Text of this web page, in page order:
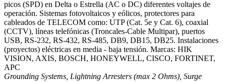
picos (SPD) en Delta o Estrella (AC o DC) diferentes voltajes de
operación. Sistemas fotovoltaicos y eólicos, protectores para
cableados de TELECOM como: UTP (Cat. 5e y Cat. 6), coaxial
(CCTV), líneas telefónicas (Troncales‐Cable Multipar), puertos
USB, RS‐232, RS‐432, RS‐485, DB9, DB15, DB25. Instalaciones
(proyectos) eléctricas en media ‐ baja tensión. Marcas: HIK
VISION, AXIS, BOSCH, HONEYWELL, CISCO, FORTINET,
APC
Grounding Systems, Lightning Arresters (max 2 Ohms), Surge